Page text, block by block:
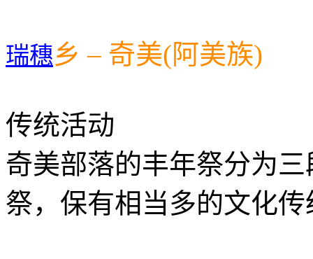
瑞穗乡 – 奇美(阿美族)
传统活动
奇美部落的丰年祭分为
祭，保有相当多的文化